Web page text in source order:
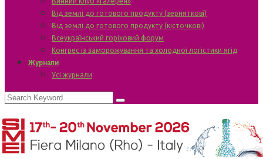
Від землі до готового продукту (зерняткові)
Від землі до готового продукту (кісточкові)
Всеукраїнський горіховий форум
Конгрес із заморожування та холодної логістики ягід
Журнали
Усі журнали